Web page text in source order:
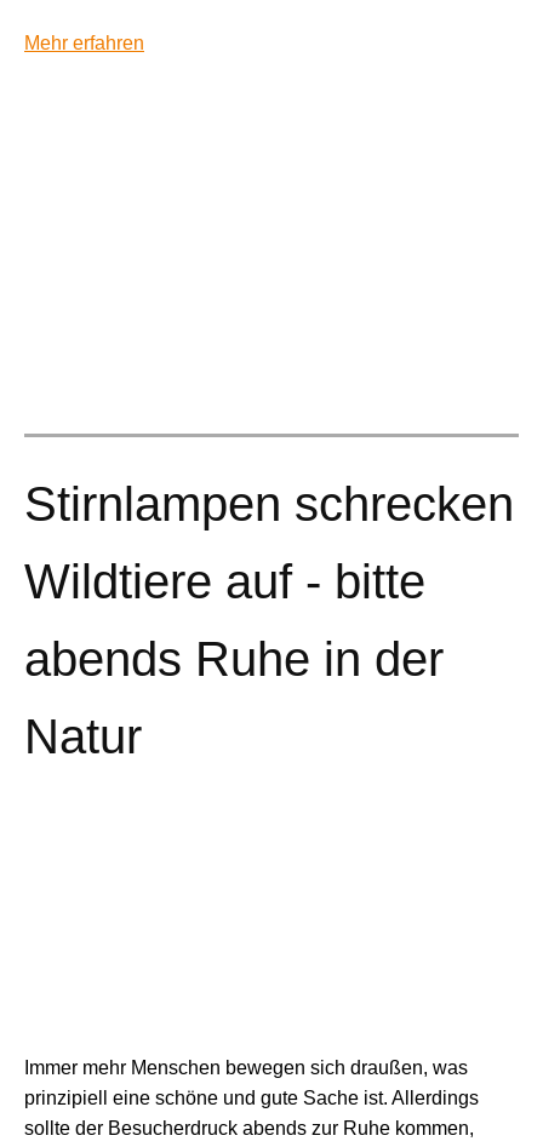
Mehr erfahren
Stirnlampen schrecken
Wildtiere auf - bitte
abends Ruhe in der
Natur
Immer mehr Menschen bewegen sich draußen, was
prinzipiell eine schöne und gute Sache ist. Allerdings
sollte der Besucherdruck abends zur Ruhe kommen,